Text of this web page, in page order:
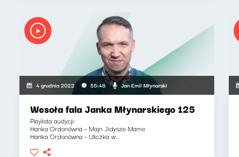
4 grudnia 2022 55:48 Jan Emil Młynarski
Wesoła fala Janka Młynarskiego 125
Playlista audycji:
Hanka Ordonówna - Majn Jidysze Mame
Hanka Ordonówna - Uliczka w...